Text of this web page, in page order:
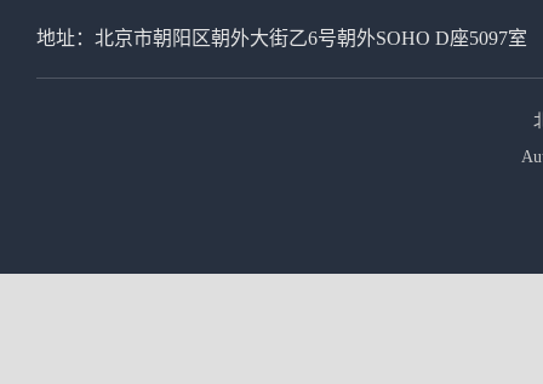
地址：北京市朝阳区朝外大街乙6号朝外SOHO D座5097室